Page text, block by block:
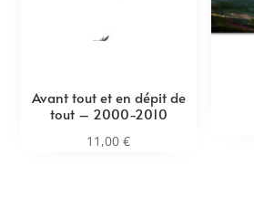
Avant tout et en dépit de
tout – 2000-2010
11,00€